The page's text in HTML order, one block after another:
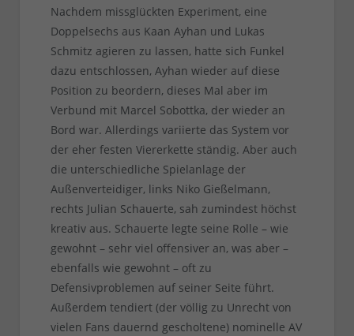
Nachdem missglückten Experiment, eine
Doppelsechs aus Kaan Ayhan und Lukas
Schmitz agieren zu lassen, hatte sich Funkel
dazu entschlossen, Ayhan wieder auf diese
Position zu beordern, dieses Mal aber im
Verbund mit Marcel Sobottka, der wieder an
Bord war. Allerdings variierte das System vor
der eher festen Viererkette ständig. Aber auch
die unterschiedliche Spielanlage der
Außenverteidiger, links Niko Gießelmann,
rechts Julian Schauerte, sah zumindest höchst
kreativ aus. Schauerte legte seine Rolle – wie
gewohnt – sehr viel offensiver an, was aber –
ebenfalls wie gewohnt – oft zu
Defensivproblemen auf seiner Seite führt.
Außerdem tendiert (der völlig zu Unrecht von
vielen Fans dauernd gescholtene) nominelle AV